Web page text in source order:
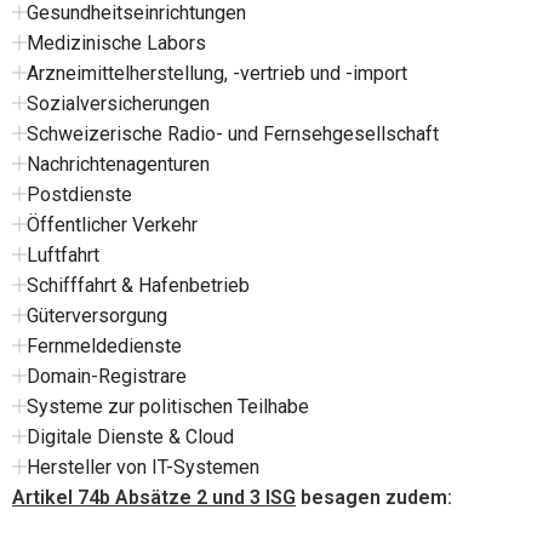
Gesundheitseinrichtungen
Medizinische Labors
Arzneimittelherstellung, -vertrieb und -import
Sozialversicherungen
Schweizerische Radio- und Fernsehgesellschaft
Nachrichtenagenturen
Postdienste
Öffentlicher Verkehr
Luftfahrt
Schifffahrt & Hafenbetrieb
Güterversorgung
Fernmeldedienste
Domain-Registrare
Systeme zur politischen Teilhabe
Digitale Dienste & Cloud
Hersteller von IT-Systemen
Artikel 74b Absätze 2 und 3 ISG besagen zudem: